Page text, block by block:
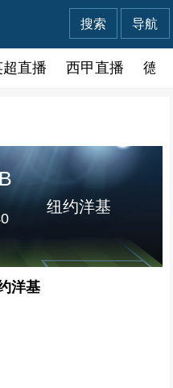
导航
搜索
超直播 西甲直播 德
纽约洋基
洋基